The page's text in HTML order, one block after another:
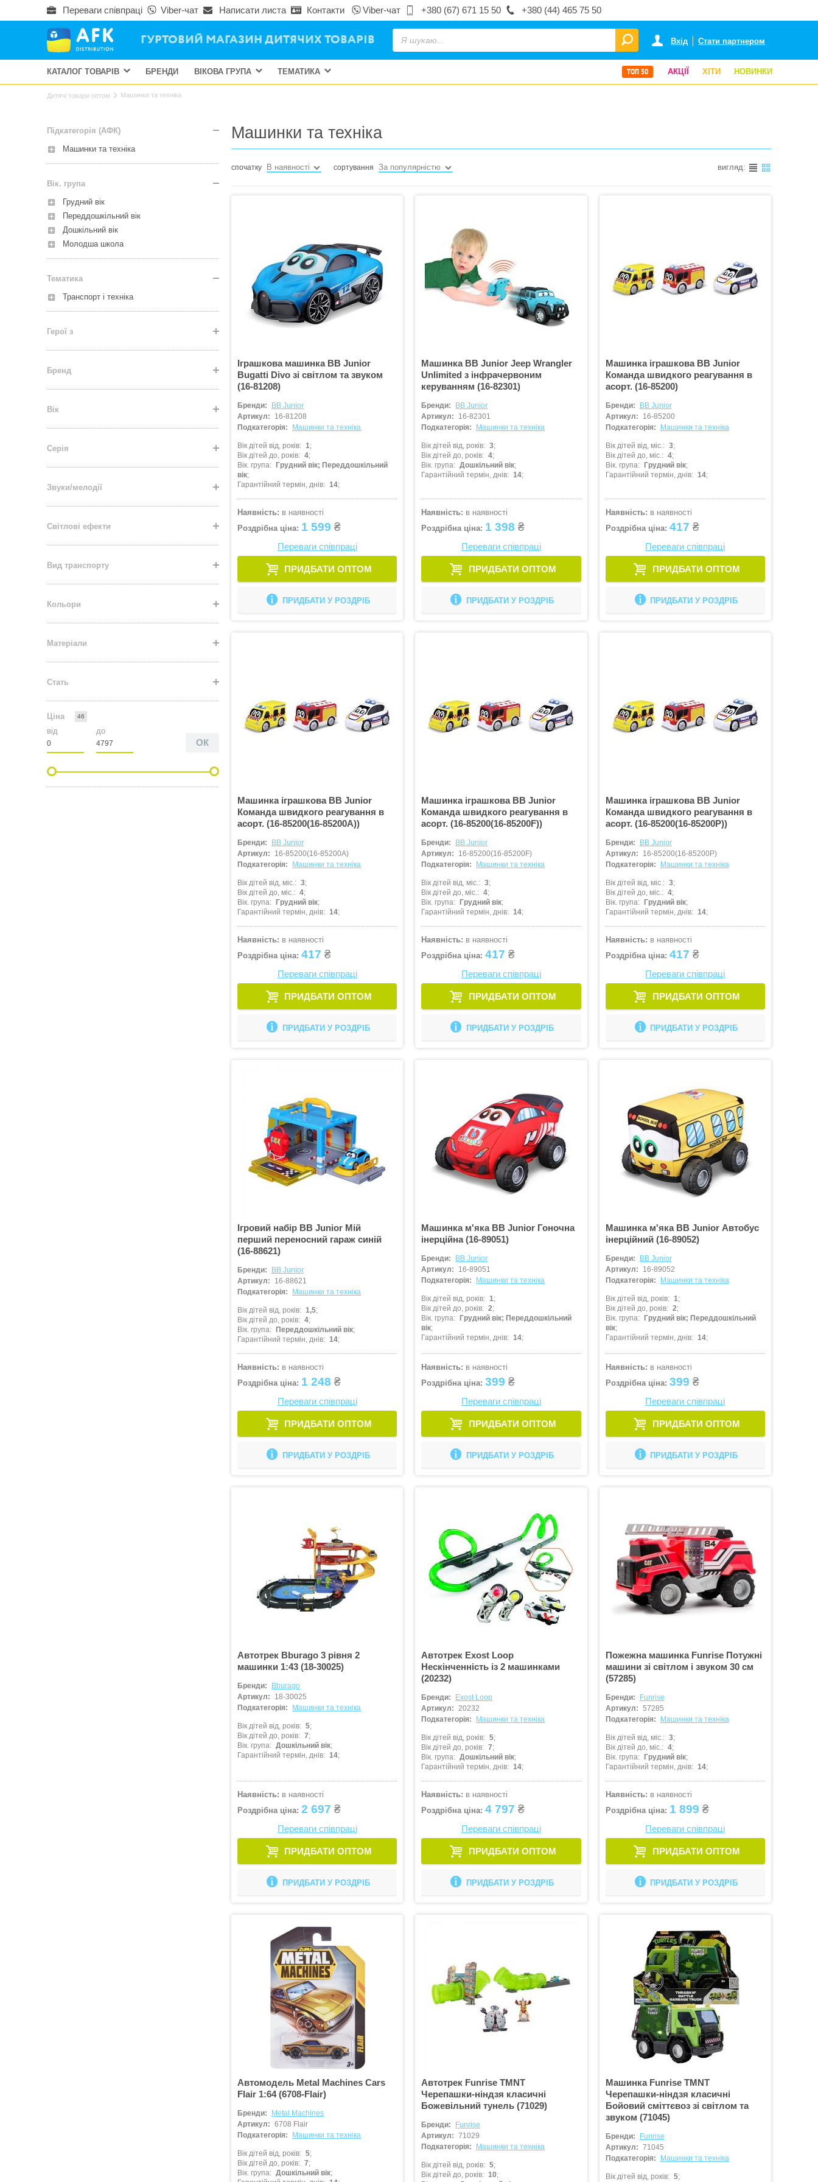
Переваги співпраці Viber-чат Написати листа Контакти Viber-чат +380 (67) 671 15 50 +380 (44) 465 75 50
ГУРТОВИЙ МАГАЗИН ДИТЯЧИХ ТОВАРІВ Вхід Стати партнером
КАТАЛОГ ТОВАРІВ БРЕНДИ ВІКОВА ГРУПА ТЕМАТИКА ТОП 50 АКЦІЇ ХІТИ НОВИНКИ
Дитячі товари оптом Машинки та техніка
Машинки та техніка
Підкатегорія (АФК)
Машинки та техніка
Вік. група
Грудний вік
Переддошкільний вік
Дошкільний вік
Молодша школа
Тематика
Транспорт і техніка
Герої з
Бренд
Вік
Серія
Звуки/мелодії
Світлові ефекти
Вид транспорту
Кольори
Матеріали
Стать
Ціна
від
до
46
ОК
вигляд:
спочатку В наявності сортування За популярністю
Іграшкова машинка BB Junior
Bugatti Divo зі світлом та звуком
(16-81208)
Бренди:
BB Junior
Артикул:
16-81208
Подкатегорія:
Машинки та техніка
Вік дітей від, років
1
Вік дітей до, років
4
Вік. група
Грудний вік; Переддошкільний
вік
Гарантійний термін, днів
14
Наявність: в наявності
Роздрібна ціна: 1 599 ₴
Переваги співпраці
ПРИДБАТИ ОПТОМ
ПРИДБАТИ У РОЗДРІБ
Машинка BB Junior Jeep Wrangler
Unlimited з інфрачервоним
керуванням (16-82301)
Бренди:
BB Junior
Артикул:
16-82301
Подкатегорія:
Машинки та техніка
Вік дітей від, років
3
Вік дітей до, років
4
Вік. група
Дошкільний вік
Гарантійний термін, днів
14
Наявність: в наявності
Роздрібна ціна: 1 398 ₴
Переваги співпраці
ПРИДБАТИ ОПТОМ
ПРИДБАТИ У РОЗДРІБ
Машинка іграшкова BB Junior
Команда швидкого реагування в
асорт. (16-85200)
Бренди:
BB Junior
Артикул:
16-85200
Подкатегорія:
Машинки та техніка
Вік дітей від, міс.
3
Вік дітей до, міс.
4
Вік. група
Грудний вік
Гарантійний термін, днів
14
Наявність: в наявності
Роздрібна ціна: 417 ₴
Переваги співпраці
ПРИДБАТИ ОПТОМ
ПРИДБАТИ У РОЗДРІБ
Машинка іграшкова BB Junior
Команда швидкого реагування в
асорт. (16-85200(16-85200A))
Бренди:
BB Junior
Артикул:
16-85200(16-85200A)
Подкатегорія:
Машинки та техніка
Вік дітей від, міс.
3
Вік дітей до, міс.
4
Вік. група
Грудний вік
Гарантійний термін, днів
14
Наявність: в наявності
Роздрібна ціна: 417 ₴
Переваги співпраці
ПРИДБАТИ ОПТОМ
ПРИДБАТИ У РОЗДРІБ
Машинка іграшкова BB Junior
Команда швидкого реагування в
асорт. (16-85200(16-85200F))
Бренди:
BB Junior
Артикул:
16-85200(16-85200F)
Подкатегорія:
Машинки та техніка
Вік дітей від, міс.
3
Вік дітей до, міс.
4
Вік. група
Грудний вік
Гарантійний термін, днів
14
Наявність: в наявності
Роздрібна ціна: 417 ₴
Переваги співпраці
ПРИДБАТИ ОПТОМ
ПРИДБАТИ У РОЗДРІБ
Машинка іграшкова BB Junior
Команда швидкого реагування в
асорт. (16-85200(16-85200P))
Бренди:
BB Junior
Артикул:
16-85200(16-85200P)
Подкатегорія:
Машинки та техніка
Вік дітей від, міс.
3
Вік дітей до, міс.
4
Вік. група
Грудний вік
Гарантійний термін, днів
14
Наявність: в наявності
Роздрібна ціна: 417 ₴
Переваги співпраці
ПРИДБАТИ ОПТОМ
ПРИДБАТИ У РОЗДРІБ
Ігровий набір BB Junior Мій
перший переносний гараж синій
(16-88621)
Бренди:
BB Junior
Артикул:
16-88621
Подкатегорія:
Машинки та техніка
Вік дітей від, років
1,5
Вік дітей до, років
4
Вік. група
Переддошкільний вік
Гарантійний термін, днів
14
Наявність: в наявності
Роздрібна ціна: 1 248 ₴
Переваги співпраці
ПРИДБАТИ ОПТОМ
ПРИДБАТИ У РОЗДРІБ
Машинка м'яка BB Junior Гоночна
інерційна (16-89051)
Бренди:
BB Junior
Артикул:
16-89051
Подкатегорія:
Машинки та техніка
Вік дітей від, років
1
Вік дітей до, років
2
Вік. група
Грудний вік; Переддошкільний
вік
Гарантійний термін, днів
14
Наявність: в наявності
Роздрібна ціна: 399 ₴
Переваги співпраці
ПРИДБАТИ ОПТОМ
ПРИДБАТИ У РОЗДРІБ
Машинка м'яка BB Junior Автобус
інерційний (16-89052)
Бренди:
BB Junior
Артикул:
16-89052
Подкатегорія:
Машинки та техніка
Вік дітей від, років
1
Вік дітей до, років
2
Вік. група
Грудний вік; Переддошкільний
вік
Гарантійний термін, днів
14
Наявність: в наявності
Роздрібна ціна: 399 ₴
Переваги співпраці
ПРИДБАТИ ОПТОМ
ПРИДБАТИ У РОЗДРІБ
Автотрек Bburago 3 рівня 2
машинки 1:43 (18-30025)
Бренди:
Bburago
Артикул:
18-30025
Подкатегорія:
Машинки та техніка
Вік дітей від, років
5
Вік дітей до, років
7
Вік. група
Дошкільний вік
Гарантійний термін, днів
14
Наявність: в наявності
Роздрібна ціна: 2 697 ₴
Переваги співпраці
ПРИДБАТИ ОПТОМ
ПРИДБАТИ У РОЗДРІБ
Автотрек Exost Loop
Нескінченність із 2 машинками
(20232)
Бренди:
Exost Loop
Артикул:
20232
Подкатегорія:
Машинки та техніка
Вік дітей від, років
5
Вік дітей до, років
7
Вік. група
Дошкільний вік
Гарантійний термін, днів
14
Наявність: в наявності
Роздрібна ціна: 4 797 ₴
Переваги співпраці
ПРИДБАТИ ОПТОМ
ПРИДБАТИ У РОЗДРІБ
Пожежна машинка Funrise Потужні
машини зі світлом і звуком 30 см
(57285)
Бренди:
Funrise
Артикул: 57285
Подкатегорія:
Машинки та техніка
Вік дітей від, міс.
3
Вік дітей до, міс.
4
Вік. група
Грудний вік
Гарантійний термін, днів
14
Наявність: в наявності
Роздрібна ціна: 1 899 ₴
Переваги співпраці
ПРИДБАТИ ОПТОМ
ПРИДБАТИ У РОЗДРІБ
Автомодель Metal Machines Cars
Flair 1:64 (6708-Flair)
Бренди:
Metal Machines
Артикул: 6708 Flair
Подкатегорія:
Машинки та техніка
Вік дітей від, років
5
Вік дітей до, років
7
Вік. група
Дошкільний вік
Автотрек Funrise ТMNT
Черепашки-ніндзя класичні
Божевільний тунель (71029)
Бренди:
Funrise
Артикул: 71029
Подкатегорія:
Машинки та техніка
Вік дітей від, років
5
Вік дітей до, років
10
Машинка Funrise ТMNT
Черепашки-ніндзя класичні
Бойовий сміттєвоз зі світлом та
звуком (71045)
Бренди:
Funrise
Артикул: 71045
Подкатегорія:
Машинки та техніка
Вік дітей від, років
5